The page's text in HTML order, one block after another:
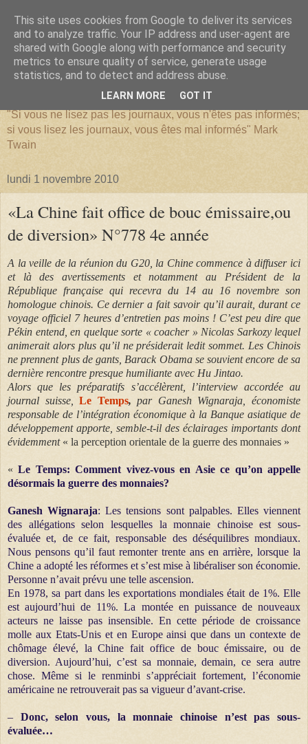
SERIATIM
"Si vous ne lisez pas les journaux, vous n'êtes pas informés;
si vous lisez les journaux, vous êtes mal informés" Mark
Twain
lundi 1 novembre 2010
«La Chine fait office de bouc émissaire,ou
de diversion» N°778 4e année
A la veille de la réunion du G20, la Chine commence à diffuser ici
et là des avertissements et notamment au Président de la
République française qui recevra du 14 au 16 novembre son
homologue chinois. Ce dernier a fait savoir qu’il aurait, durant ce
voyage officiel 7 heures d’entretien pas moins ! C’est peu dire que
Pékin entend, en quelque sorte « coacher » Nicolas Sarkozy lequel
animerait alors plus qu’il ne présiderait ledit sommet. Les Chinois
ne prennent plus de gants, Barack Obama se souvient encore de sa
dernière rencontre presque humiliante avec Hu Jintao.
Alors que les préparatifs s’accélèrent, l’interview accordée au
journal suisse,
Le Temps, par Ganesh Wignaraja, économiste
responsable de l’intégration économique à la Banque asiatique de
développement apporte, semble-t-il des éclairages importants dont
évidemment« la perception orientale de la guerre des monnaies »
«Le Temps: Comment vivez-vous en Asie ce qu’on appelle
désormais la guerre des monnaies?
Ganesh Wignaraja: Les tensions sont palpables. Elles viennent
des allégations selon lesquelles la monnaie chinoise est sous-
évaluée et, de ce fait, responsable des déséquilibres mondiaux.
Nous pensons qu’il faut remonter trente ans en arrière, lorsque la
Chine a adopté les réformes et s’est mise à libéraliser son économie.
Personne n’avait prévu une telle ascension.
En 1978, sa part dans les exportations mondiales était de 1%. Elle
est aujourd’hui de 11%. La montée en puissance de nouveaux
acteurs ne laisse pas insensible. En cette période de croissance
molle aux Etats-Unis et en Europe ainsi que dans un contexte de
chômage élevé, la Chine fait office de bouc émissaire, ou de
diversion. Aujourd’hui, c’est sa monnaie, demain, ce sera autre
chose. Même si le renminbi s’appréciait fortement, l’économie
américaine ne retrouverait pas sa vigueur d’avant-crise.
– Donc, selon vous, la monnaie chinoise n’est pas sous-
évaluée…
This site uses cookies from Google to deliver its services
and to analyze traffic. Your IP address and user-agent are
shared with Google along with performance and security
metrics to ensure quality of service, generate usage
statistics, and to detect and address abuse.
LEARN MORE GOT IT